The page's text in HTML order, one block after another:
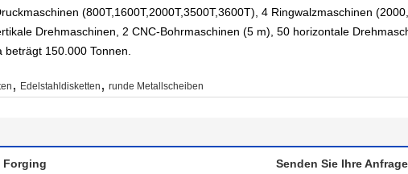
(800T,1600T,2000T,3500T,3600T), 4 Ringwalzmaschinen
Drehmaschinen, 2 CNC-Bohrmaschinen (5 m), 50 horizontale
150.000 Tonnen.
, Edelstahldisketten , runde Metallscheiben
Forging
Senden Sie Ihre